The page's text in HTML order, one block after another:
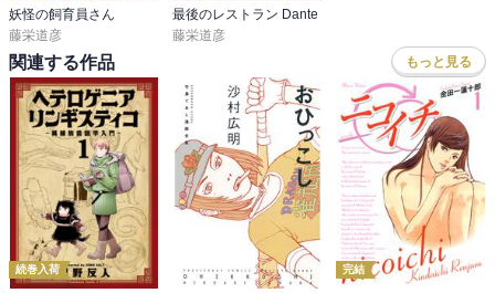
妖怪の飼育員さん
藤栄道彦
最後のレストラン Dante
藤栄道彦
関連する作品 もっと見る
続巻入荷 完結